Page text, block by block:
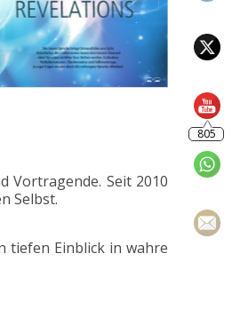
Vortragende. Seit 2010
Selbst.
tiefen Einblick in wahre
805